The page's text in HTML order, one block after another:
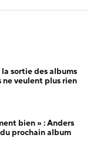
sortie des albums
veulent plus rien
bien » : Anders
prochain album